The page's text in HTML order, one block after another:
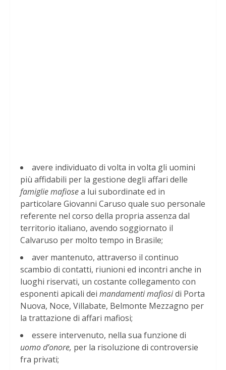
avere individuato di volta in volta gli uomini
più affidabili per la gestione degli affari delle
famiglie mafiosea lui subordinate ed in
particolare Giovanni Caruso quale suo personale
referente nel corso della propria assenza dal
territorio italiano, avendo soggiornato il
Calvaruso per molto tempo in Brasile;
aver mantenuto, attraverso il continuo
scambio di contatti, riunioni ed incontri anche in
luoghi riservati, un costante collegamento con
esponenti apicali dei mandamenti mafiosidi Porta
Nuova, Noce, Villabate, Belmonte Mezzagno per
la trattazione di affari mafiosi;
essere intervenuto, nella sua funzione di
uomo d’onore, per la risoluzione di controversie
fra privati;